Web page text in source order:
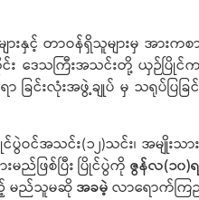
းနှင့် တာဝန်ရှိသူများမှ အား
င်း ဒေသကြီးအသင်းတို့ ယှဉ်ပြို
ခြင်းလုံးအဖွဲ့ချုပ် မှ သရုပ်ပြ
ပွဲဝင်အသင်း(၁၂)သင်း၊ အမျိုးသ
မည်ဖြစ်ပြီး ပြိုင်ပွဲကို ဇွန်လ(၁၀
ည့် မည်သူမဆို အခမဲ့ လာရောက်ကြ